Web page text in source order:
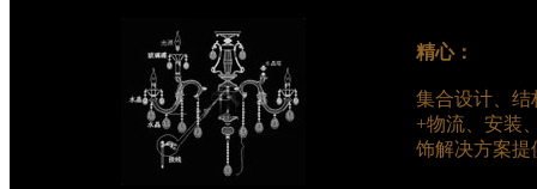
精心：
集合设计、结
+物流、安装
饰解决方案提